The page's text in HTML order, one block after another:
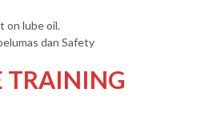
on lube oil.
dan Safety
TRAINING